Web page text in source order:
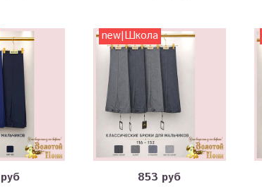
new|Школа
853 руб